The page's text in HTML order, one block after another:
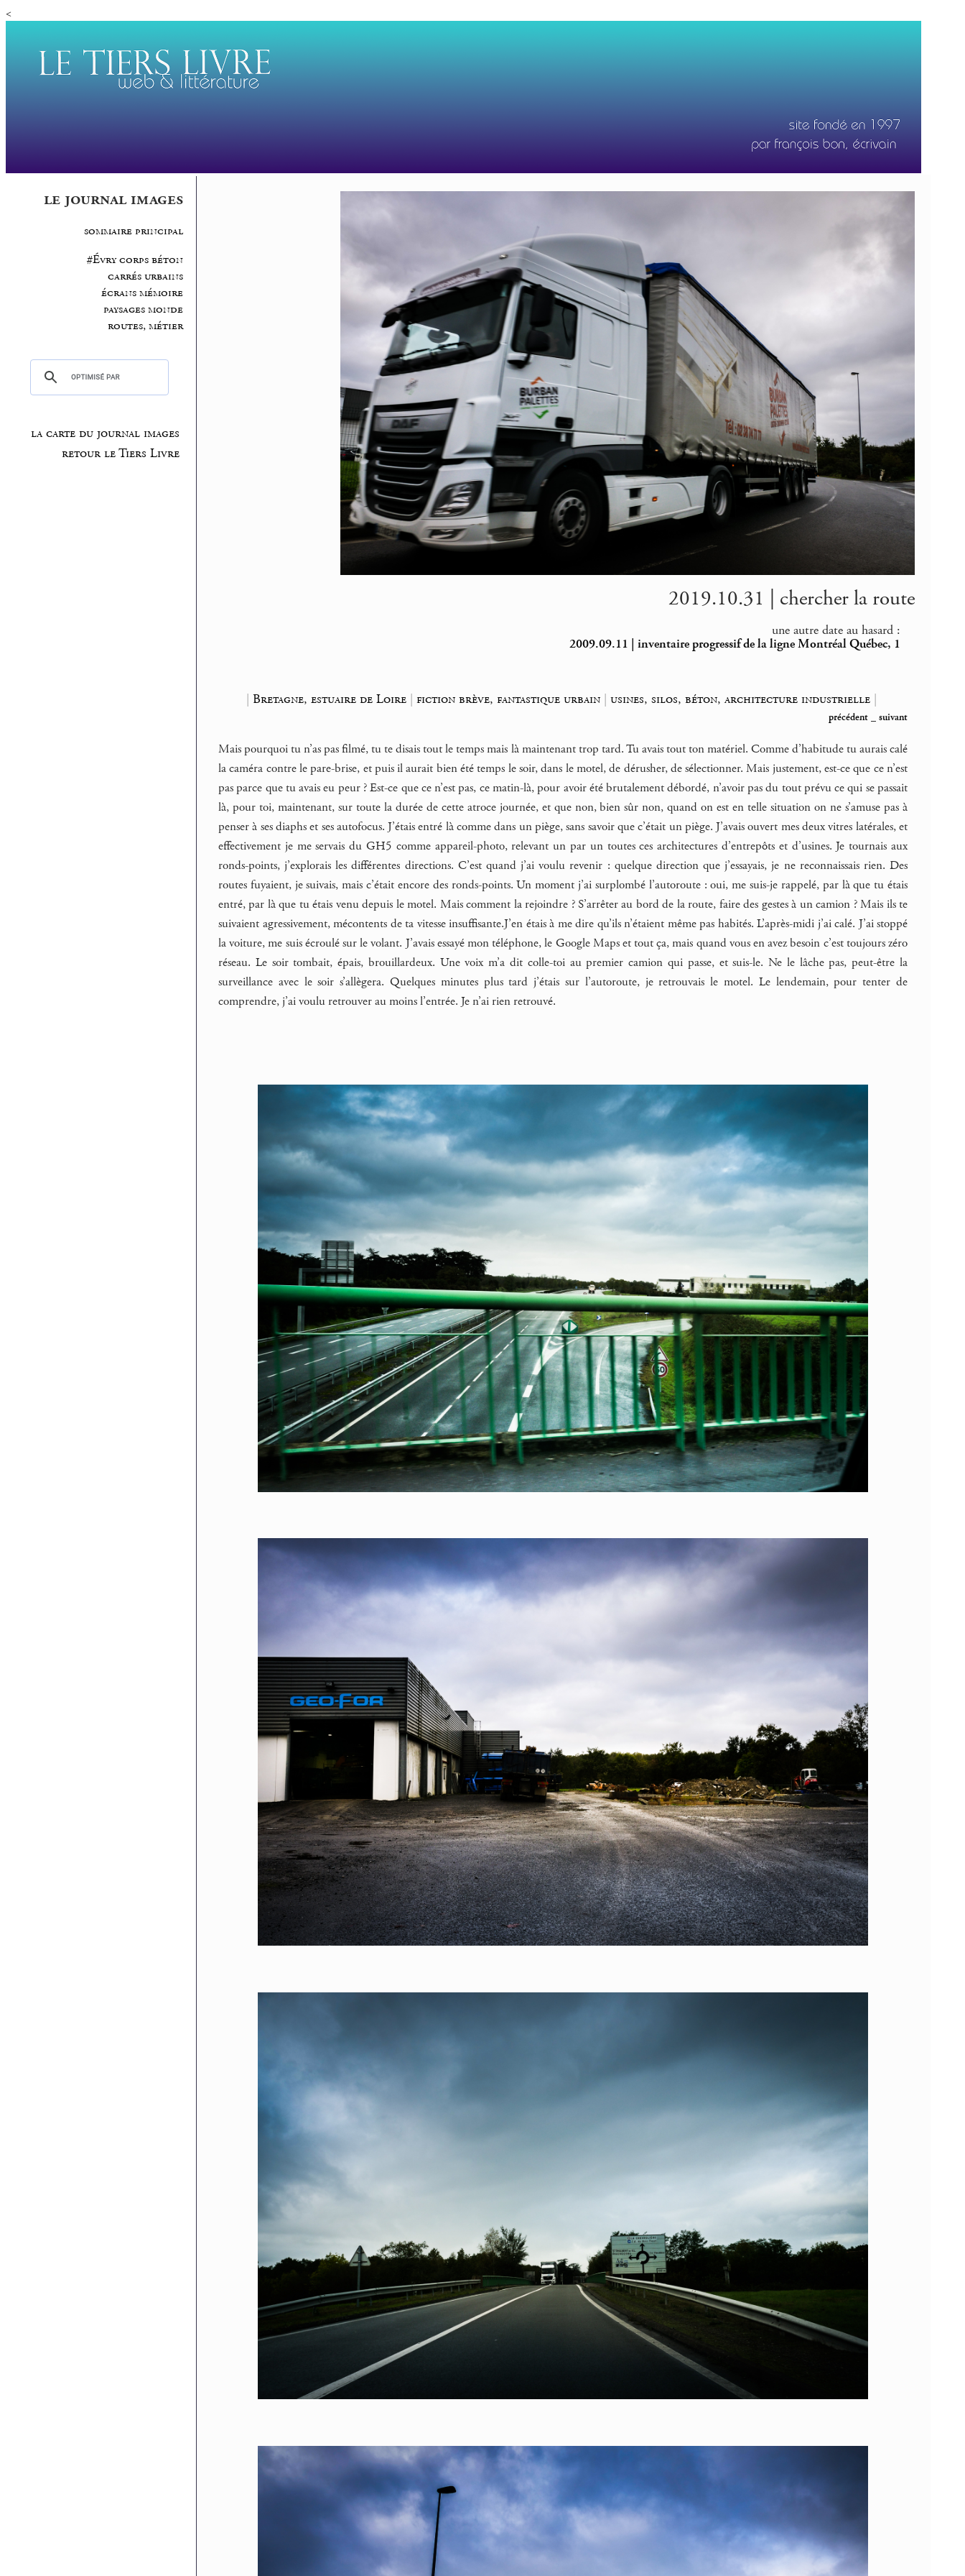
<
le journal images
sommaire principal
#Évry corps béton
carrés urbains
écrans mémoire
paysages monde
routes, métier
la carte du journal images
retour le Tiers Livre
2019.10.31 | chercher la route
une autre date au hasard :
2009.09.11 | inventaire progressif de la ligne Montréal Québec, 1
|Bretagne, estuaire de Loire |fiction brève, fantastique urbain |usines, silos, béton, architecture industrielle |
précédent _suivant
Mais pourquoi tu n’as pas filmé, tu te disais tout le temps mais là maintenant trop tard. Tu avais tout ton matériel. Comme d’habitude tu aurais calé
la caméra contre le pare-brise, et puis il aurait bien été temps le soir, dans le motel, de dérusher, de sélectionner. Mais justement, est-ce que ce n’est
pas parce que tu avais eu peur ? Est-ce que ce n’est pas, ce matin-là, pour avoir été brutalement débordé, n’avoir pas du tout prévu ce qui se passait
là, pour toi, maintenant, sur toute la durée de cette atroce journée, et que non, bien sûr non, quand on est en telle situation on ne s’amuse pas à
penser à ses diaphs et ses autofocus. J’étais entré là comme dans un piège, sans savoir que c’était un piège. J’avais ouvert mes deux vitres latérales, et
effectivement je me servais du GH5 comme appareil-photo, relevant un par un toutes ces architectures d’entrepôts et d’usines. Je tournais aux
ronds-points, j’explorais les différentes directions. C’est quand j’ai voulu revenir : quelque direction que j’essayais, je ne reconnaissais rien. Des
routes fuyaient, je suivais, mais c’était encore des ronds-points. Un moment j’ai surplombé l’autoroute : oui, me suis-je rappelé, par là que tu étais
entré, par là que tu étais venu depuis le motel. Mais comment la rejoindre ? S’arrêter au bord de la route, faire des gestes à un camion ? Mais ils te
suivaient agressivement, mécontents de ta vitesse insuffisante.J’en étais à me dire qu’ils n’étaient même pas habités. L’après-midi j’ai calé. J’ai stoppé
la voiture, me suis écroulé sur le volant. J’avais essayé mon téléphone, le Google Maps et tout ça, mais quand vous en avez besoin c’est toujours zéro
réseau. Le soir tombait, épais, brouillardeux. Une voix m’a dit colle-toi au premier camion qui passe, et suis-le. Ne le lâche pas, peut-être la
surveillance avec le soir s’allègera. Quelques minutes plus tard j’étais sur l’autoroute, je retrouvais le motel. Le lendemain, pour tenter de
comprendre, j’ai voulu retrouver au moins l’entrée. Je n’ai rien retrouvé.